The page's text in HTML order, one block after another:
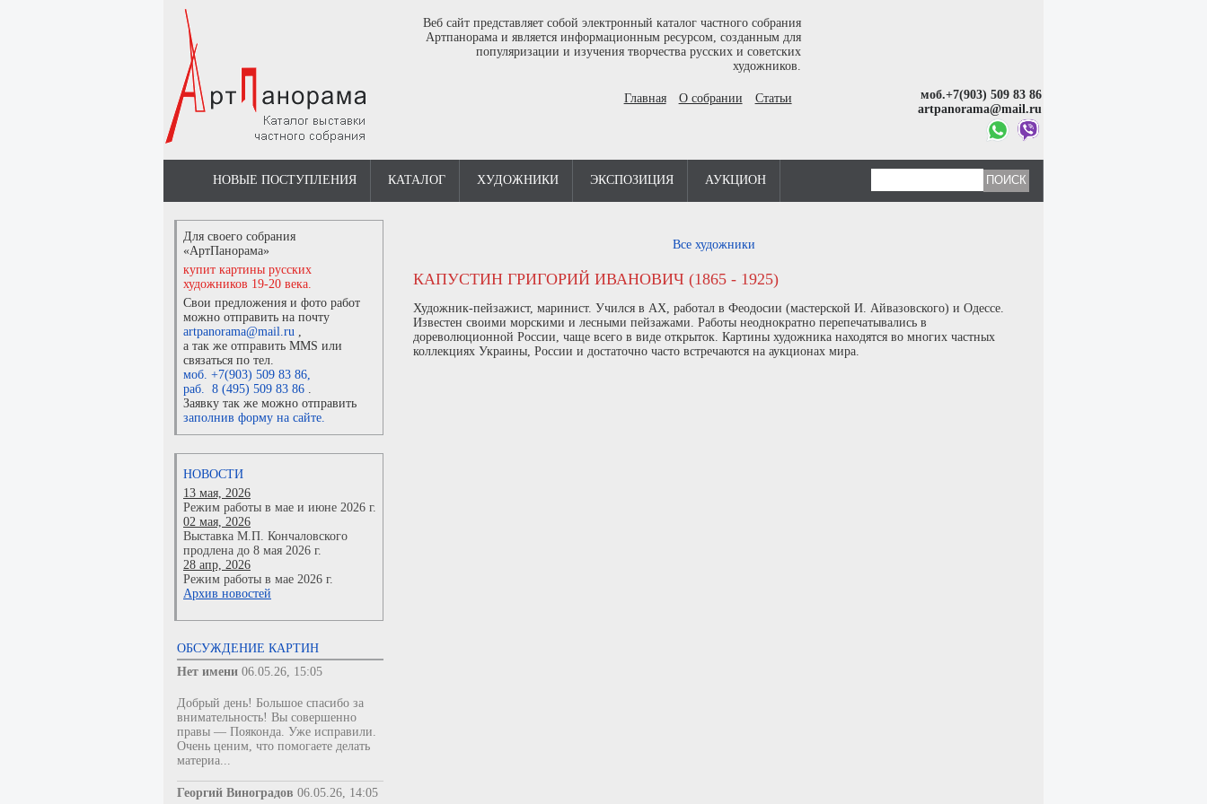
Веб сайт представляет собой электронный каталог частного собрания
Артпанорама и является информационным ресурсом, созданным для
популяризации и изучения творчества русских и советских
художников.
Главная О собрании Статьи
моб.+7(903) 509 83 86
artpanorama@mail.ru
НОВЫЕ ПОСТУПЛЕНИЯ КАТАЛОГ ХУДОЖНИКИ ЭКСПОЗИЦИЯ АУКЦИОН
Для своего собрания
«АртПанорама»
купит картины русских
художников 19-20 века.
Свои предложения и фото работ
можно отправить на почту
artpanorama@mail.ru ,
а так же отправить MMS или
связаться по тел.
моб. +7(903) 509 83 86,
раб. 8 (495) 509 83 86 .
Заявку так же можно отправить
заполнив форму на сайте.
НОВОСТИ
13 мая, 2026
Режим работы в мае и июне 2026 г.
02 мая, 2026
Выставка М.П. Кончаловского
продлена до 8 мая 2026 г.
28 апр, 2026
Режим работы в мае 2026 г.
Архив новостей
ОБСУЖДЕНИЕ КАРТИН
Нет имени 06.05.26, 15:05
Добрый день! Большое спасибо за
внимательность! Вы совершенно
правы — Пояконда. Уже исправили.
Очень ценим, что помогаете делать
материа...
Георгий Виноградов 06.05.26, 14:05
Все художники
КАПУСТИН ГРИГОРИЙ ИВАНОВИЧ (1865 - 1925)
Художник-пейзажист, маринист. Учился в АХ, работал в Феодосии (мастерской И. Айвазовского) и Одессе.
Известен своими морскими и лесными пейзажами. Работы неоднократно перепечатывались в
дореволюционной России, чаще всего в виде открыток. Картины художника находятся во многих частных
коллекциях Украины, России и достаточно часто встречаются на аукционах мира.